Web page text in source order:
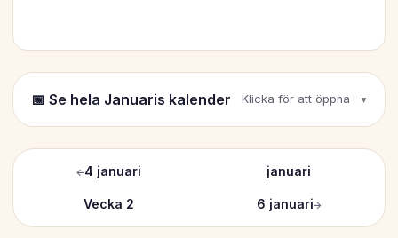
📅 Se hela Januaris kalender Klicka för att öppna
←4 januari januari
Vecka 2 6 januari→